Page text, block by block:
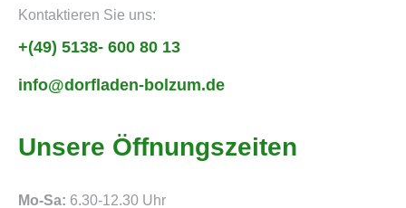
Kontaktieren Sie uns:
+(49) 5138- 600 80 13
info@dorfladen-bolzum.de
Unsere Öffnungszeiten
Mo-Sa: 6.30-12.30 Uhr